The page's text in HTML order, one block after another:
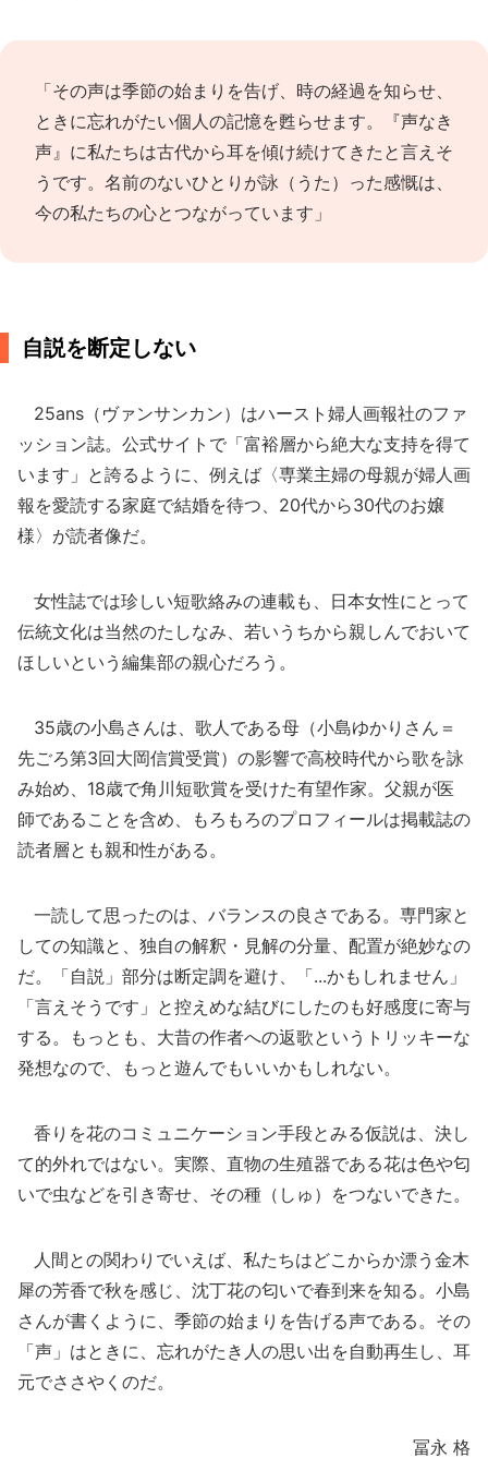
「その声は季節の始まりを告げ、時の経過を知らせ、
ときに忘れがたい個人の記憶を甦らせます。『声なき
声』に私たちは古代から耳を傾け続けてきたと言えそ
うです。名前のないひとりが詠（うた）った感慨は、
今の私たちの心とつながっています」
自説を断定しない
25ans（ヴァンサンカン）はハースト婦人画報社のファ
ッション誌。公式サイトで「富裕層から絶大な支持を得て
います」と誇るように、例えば〈専業主婦の母親が婦人画
報を愛読する家庭で結婚を待つ、20代から30代のお嬢
様〉が読者像だ。
女性誌では珍しい短歌絡みの連載も、日本女性にとって
伝統文化は当然のたしなみ、若いうちから親しんでおいて
ほしいという編集部の親心だろう。
35歳の小島さんは、歌人である母（小島ゆかりさん＝
先ごろ第3回大岡信賞受賞）の影響で高校時代から歌を詠
み始め、18歳で角川短歌賞を受けた有望作家。父親が医
師であることを含め、もろもろのプロフィールは掲載誌の
読者層とも親和性がある。
一読して思ったのは、バランスの良さである。専門家と
しての知識と、独自の解釈・見解の分量、配置が絶妙なの
だ。「自説」部分は断定調を避け、「...かもしれません」
「言えそうです」と控えめな結びにしたのも好感度に寄与
する。もっとも、大昔の作者への返歌というトリッキーな
発想なので、もっと遊んでもいいかもしれない。
香りを花のコミュニケーション手段とみる仮説は、決し
て的外れではない。実際、直物の生殖器である花は色や匂
いで虫などを引き寄せ、その種（しゅ）をつないできた。
人間との関わりでいえば、私たちはどこからか漂う金木
犀の芳香で秋を感じ、沈丁花の匂いで春到来を知る。小島
さんが書くように、季節の始まりを告げる声である。その
「声」はときに、忘れがたき人の思い出を自動再生し、耳
元でささやくのだ。
冨永 格